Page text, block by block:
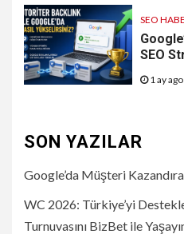
SEO
SEO
1 ay ago
SON YAZILAR
Google’da Müşteri
WC 2026: Türkiye’yi
Turnuvasını BizBet ile